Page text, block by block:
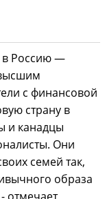
в Россию —
с финансовой
страну в
и канадцы
Они
семей так,
образа